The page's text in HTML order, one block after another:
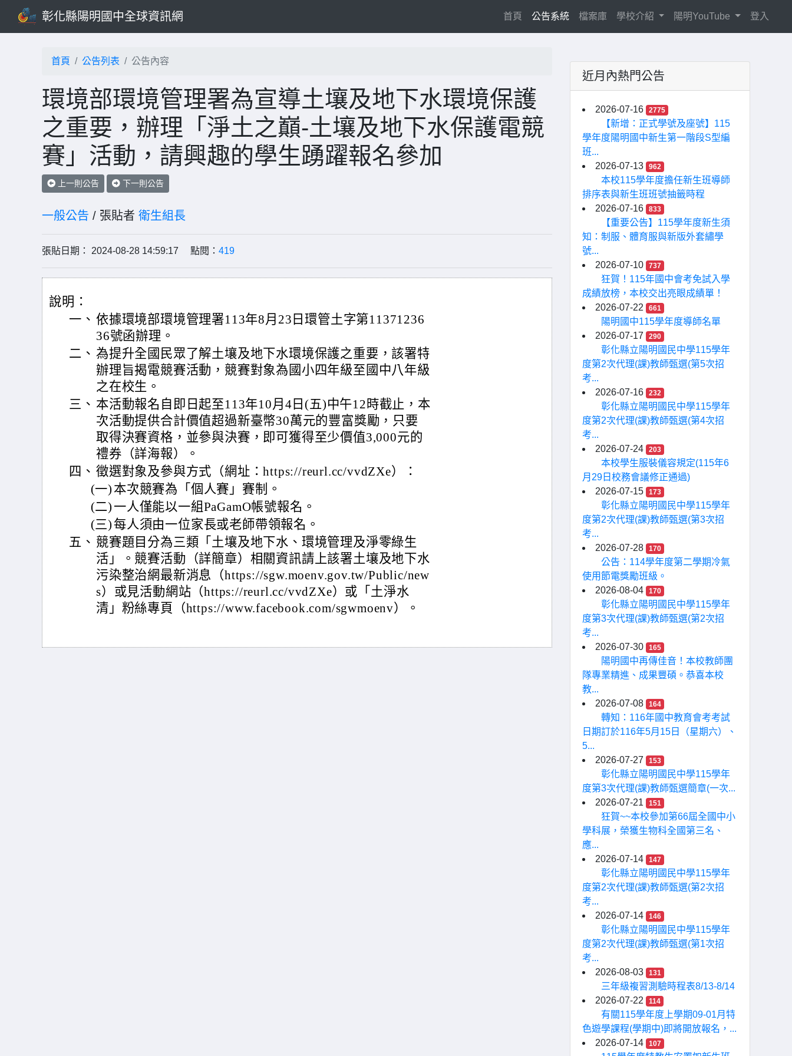
彰化縣陽明國中全球資訊網 首頁(current)
公告系統 檔案庫 學校介紹 陽明YouTube 登入
首頁 公告列表 公告內容
環境部環境管理署為宣導土壤及地下水環境保護
之重要，辦理「淨土之巔-土壤及地下水保護電競
賽」活動，請興趣的學生踴躍報名參加
上一則公告 下一則公告
一般公告 / 張貼者 衛生組長
張貼日期： 2024-08-28 14:59:17 點閱： 419
說明：
一、 依據環境部環境管理署113年8月23日環管土字第11371236
36號函辦理。
二、 為提升全國民眾了解土壤及地下水環境保護之重要，該署特
辦理旨揭電競賽活動，競賽對象為國小四年級至國中八年級
之在校生。
三、 本活動報名自即日起至113年10月4日(五)中午12時截止，本
次活動提供合計價值超過新臺幣30萬元的豐富獎勵，只要
取得決賽資格，並參與決賽，即可獲得至少價值3,000元的
禮券（詳海報）。
四、 徵選對象及參與方式（網址：https://reurl.cc/vvdZXe）：
(一) 本次競賽為「個人賽」賽制。
(二) 一人僅能以一組PaGamO帳號報名。
(三) 每人須由一位家長或老師帶領報名。
五、 競賽題目分為三類「土壤及地下水、環境管理及淨零綠生
活」。競賽活動（詳簡章）相關資訊請上該署土壤及地下水
污染整治網最新消息（https://sgw.moenv.gov.tw/Public/new
s）或見活動網站（https://reurl.cc/vvdZXe）或「土淨水
清」粉絲專頁（https://www.facebook.com/sgwmoenv）。
近月內熱門公告
2026-07-16 2775
【新增：正式學號及座號】115
學年度陽明國中新生第一階段S型編
班...
2026-07-13
962
本校115學年度擔任新生班導師
排序表與新生班班號抽籤時程
2026-07-16
833
【重要公告】115學年度新生須
知：制服、體育服與新版外套繡學
號...
2026-07-10
737
狂賀！115年國中會考免試入學
成績放榜，本校交出亮眼成績單！
2026-07-22
661
陽明國中115學年度導師名單
2026-07-17
290
彰化縣立陽明國民中學115學年
度第2次代理(課)教師甄選(第5次招
考...
2026-07-16
232
彰化縣立陽明國民中學115學年
度第2次代理(課)教師甄選(第4次招
考...
2026-07-24
203
本校學生服裝儀容規定(115年6
月29日校務會議修正通過)
2026-07-15
173
彰化縣立陽明國民中學115學年
度第2次代理(課)教師甄選(第3次招
考...
2026-07-28
170
公告：114學年度第二學期冷氣
使用節電獎勵班級。
2026-08-04
170
彰化縣立陽明國民中學115學年
度第3次代理(課)教師甄選(第2次招
考...
2026-07-30
165
陽明國中再傳佳音！本校教師團
隊專業精進、成果豐碩。恭喜本校
教...
2026-07-08
164
轉知：116年國中教育會考考試
日期訂於116年5月15日（星期六）、
5...
2026-07-27
153
彰化縣立陽明國民中學115學年
度第3次代理(課)教師甄選簡章(一次...
2026-07-21
151
狂賀~~本校參加第66屆全國中小
學科展，榮獲生物科全國第三名、
應...
2026-07-14
147
彰化縣立陽明國民中學115學年
度第2次代理(課)教師甄選(第2次招
考...
2026-07-14
146
彰化縣立陽明國民中學115學年
度第2次代理(課)教師甄選(第1次招
考...
2026-08-03
131
三年級複習測驗時程表8/13-8/14
2026-07-22
114
有關115學年度上學期09-01月特
色遊學課程(學期中)即將開放報名，...
2026-07-14
107